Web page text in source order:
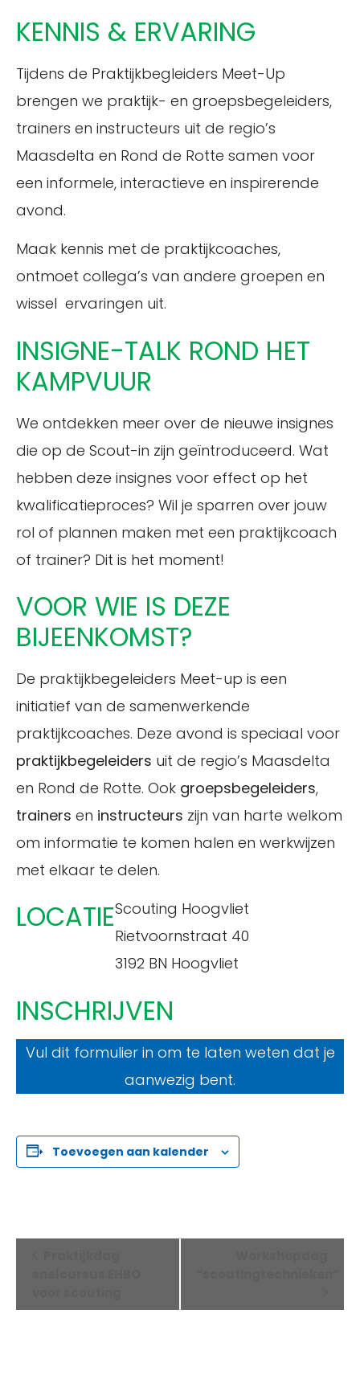
KENNIS & ERVARING
Tijdens de Praktijkbegleiders Meet-Up
brengen we praktijk- en groepsbegeleiders,
trainers en instructeurs uit de regio’s
Maasdelta en Rond de Rotte samen voor
een informele, interactieve en inspirerende
avond.
Maak kennis met de praktijkcoaches,
ontmoet collega’s van andere groepen en
wissel ervaringen uit.
INSIGNE-TALK ROND HET
KAMPVUUR
We ontdekken meer over de nieuwe insignes
die op de Scout-in zijn geïntroduceerd. Wat
hebben deze insignes voor effect op het
kwalificatieproces? Wil je sparren over jouw
rol of plannen maken met een praktijkcoach
of trainer? Dit is het moment!
VOOR WIE IS DEZE
BIJEENKOMST?
De praktijkbegeleiders Meet-up is een
initiatief van de samenwerkende
praktijkcoaches. Deze avond is speciaal voor
praktijkbegeleiders uit de regio’s Maasdelta
en Rond de Rotte. Ook groepsbegeleiders,
trainers en instructeurs zijn van harte welkom
om informatie te komen halen en werkwijzen
met elkaar te delen.
LOCATIEScouting Hoogvliet
Rietvoornstraat 40
3192 BN Hoogvliet
INSCHRIJVEN
Vul dit formulier in om te laten weten dat je
aanwezig bent.
Toevoegen aan kalender